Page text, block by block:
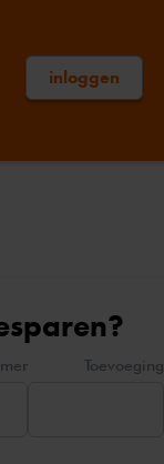
inloggen
Toevoeging